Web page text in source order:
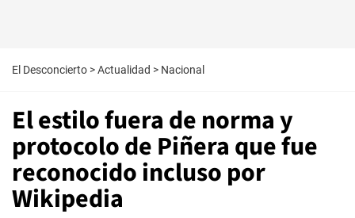
El Desconcierto >Actualidad > Nacional
El estilo fuera de norma y
protocolo de Piñera que fue
reconocido incluso por
Wikipedia